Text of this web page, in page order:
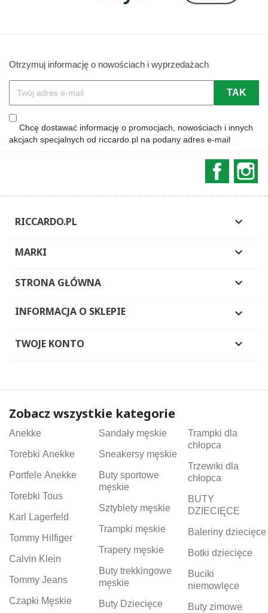
Otrzymuj informację o nowościach i wyprzedażach
Chcę dostawać informację o promocjach, nowościach i innych
akcjach specjalnych od riccardo.pl na podany adres e-mail
RICCARDO.PL 
MARKI 
STRONA GŁÓWNA 
INFORMACJA O SKLEPIE 
TWOJE KONTO 
Zobacz wszystkie kategorie
Anekke
Torebki Anekke
Portfele Anekke
Torebki Tous
Karl Lagerfeld
Tommy Hilfiger
Calvin Klein
Tommy Jeans
Czapki Męskie
Sandały męskie
Sneakersy męskie
Buty sportowe
męskie
Sztyblety męskie
Trampki męskie
Trapery męskie
Buty trekkingowe
męskie
Buty Dziecięce
Trampki dla
chłopca
Trzewiki dla
chłopca
BUTY
DZIECIĘCE
Baleriny dziecięce
Botki dziecięce
Buciki
niemowlęce
Buty zimowe